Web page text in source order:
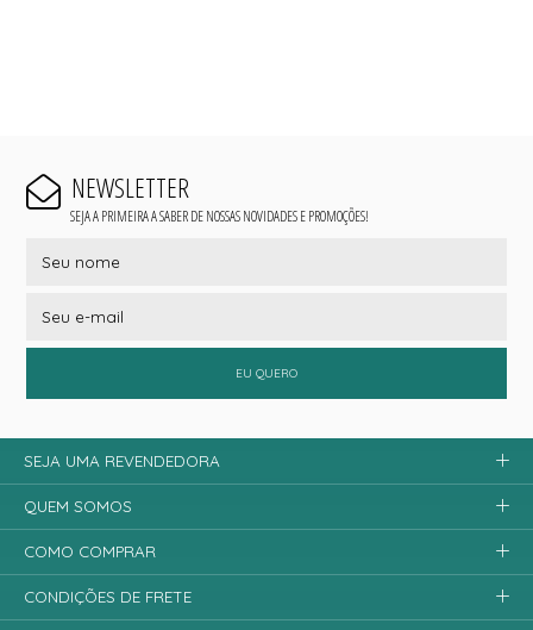
NEWSLETTER
SEJA A PRIMEIRA A SABER DE NOSSAS NOVIDADES E PROMOÇÕES!
EU QUERO
SEJA UMA REVENDEDORA
QUEM SOMOS
COMO COMPRAR
CONDIÇÕES DE FRETE